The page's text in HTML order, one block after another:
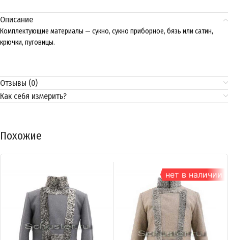
Описание
Комплектующие материалы — сукно, сукно приборное, бязь или сатин,
крючки, пуговицы.
Отзывы (0)
Как себя измерить?
Похожие
нет в наличии